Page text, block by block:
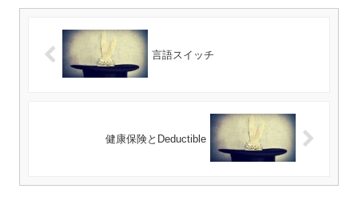
言語スイッチ
健康保険とDeductible